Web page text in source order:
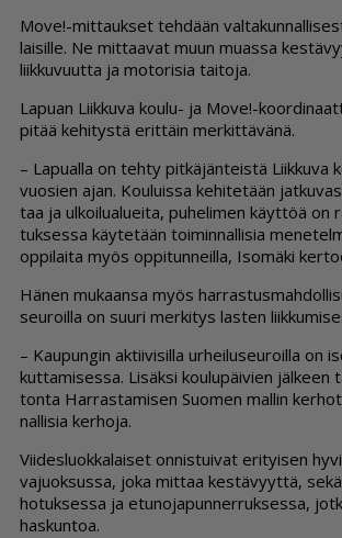
Move!-mit­tauk­set teh­dään
lai­sil­le. Ne mit­taa­vat muun mu­as­sa
liik­ku­vuut­ta ja mo­to­ri­sia tai­to­ja.
La­pu­an Liik­ku­va kou­lu- ja Move!-
pi­tää ke­hi­tys­tä erit­täin mer­kit­tä­vä­nä.
– La­pu­al­la on teh­ty pit­kä­jän­teis­tä Liik­ku­va
vuo­sien ajan. Kou­luis­sa ke­hi­te­tään
taa ja ul­koi­lu­a­lu­ei­ta, pu­he­li­men käyt­töä
tuk­ses­sa käy­te­tään toi­min­nal­li­sia
op­pi­lai­ta myös op­pi­tun­neil­la, Iso­mä­ki
Hä­nen mu­kaan­sa myös
seu­roil­la on suu­ri mer­ki­tys las­ten
– Kau­pun­gin ak­tii­vi­sil­la ur­hei­lu­seu­roil­la on
kut­ta­mi­ses­sa. Li­säk­si kou­lu­päi­vien jäl­keen
ton­ta Har­ras­ta­mi­sen Suo­men mal­lin
nal­li­sia ker­ho­ja.
Vii­des­luok­ka­lai­set on­nis­tui­vat eri­tyi­sen
va­juok­sus­sa, joka mit­taa kes­tä­vyyt­tä,
ho­tuk­ses­sa ja etu­no­ja­pun­ner­ruk­ses­sa,
has­kun­toa.